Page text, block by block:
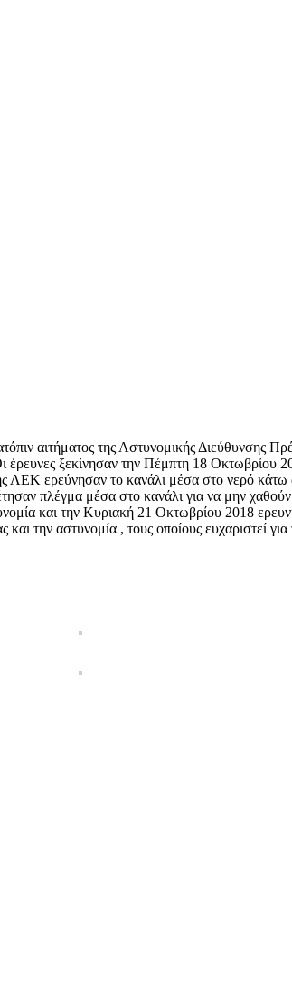
αιτήματος της Αστυνομικής Διεύθυνσης
ξεκίνησαν την Πέμπτη 18 Οκτωβρίου
ΛΕΚ ερεύνησαν το κανάλι μέσα στο νερό
πλέγμα μέσα στο κανάλι για να μην
και την Κυριακή 21 Οκτωβρίου 2018
την αστυνομία , τους οποίους ευχαριστεί